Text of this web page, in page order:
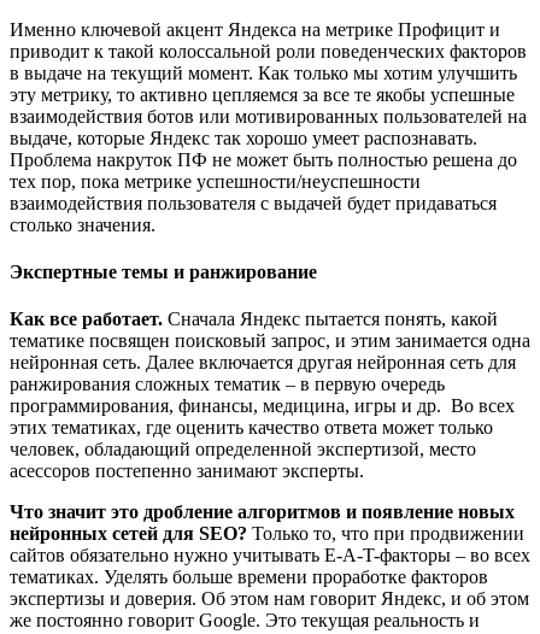
Именно ключевой акцент Яндекса на метрике Профицит и
приводит к такой колоссальной роли поведенческих факторов
в выдаче на текущий момент. Как только мы хотим улучшить
эту метрику, то активно цепляемся за все те якобы успешные
взаимодействия ботов или мотивированных пользователей на
выдаче, которые Яндекс так хорошо умеет распознавать.
Проблема накруток ПФ не может быть полностью решена до
тех пор, пока метрике успешности/неуспешности
взаимодействия пользователя с выдачей будет придаваться
столько значения.
Экспертные темы и ранжирование
Как все работает. Сначала Яндекс пытается понять, какой
тематике посвящен поисковый запрос, и этим занимается одна
нейронная сеть. Далее включается другая нейронная сеть для
ранжирования сложных тематик – в первую очередь
программирования, финансы, медицина, игры и др. Во всех
этих тематиках, где оценить качество ответа может только
человек, обладающий определенной экспертизой, место
асессоров постепенно занимают эксперты.
Что значит это дробление алгоритмов и появление новых
нейронных сетей для SEO? Только то, что при продвижении
сайтов обязательно нужно учитывать E-A-T-факторы – во всех
тематиках. Уделять больше времени проработке факторов
экспертизы и доверия. Об этом нам говорит Яндекс, и об этом
же постоянно говорит Google. Это текущая реальность и